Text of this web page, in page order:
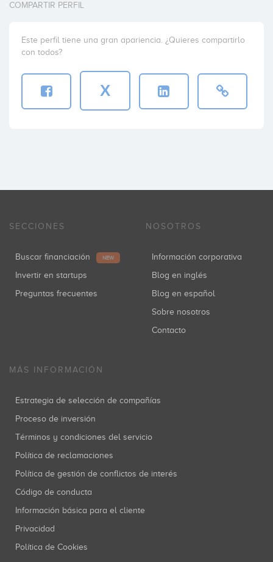
COMPARTIR PERFIL
Este perfil tiene una gran apariencia. ¿Quieres compartirlo
con todos?
X
SECCIONES
Buscar financiación NEW
Invertir en startups
Preguntas frecuentes
NOSOTROS
Información corporativa
Blog en inglés
Blog en español
Sobre nosotros
Contacto
MÁS INFORMACIÓN
Estrategia de selección de compañías
Proceso de inversión
Términos y condiciones del servicio
Política de reclamaciones
Política de gestión de conflictos de interés
Código de conducta
Información básica para el cliente
Privacidad
Política de Cookies